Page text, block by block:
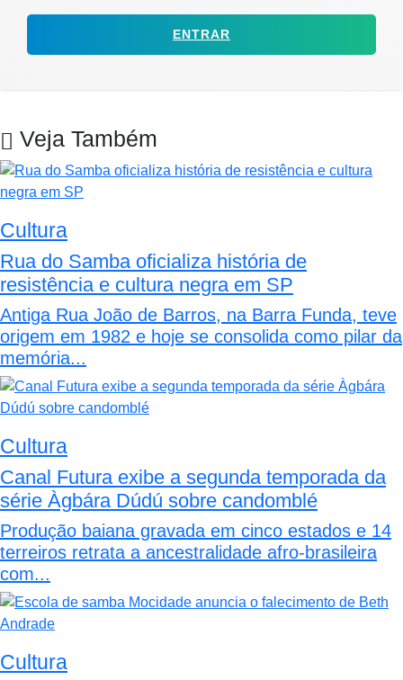
ENTRAR
Veja Também
Cultura
Rua do Samba oficializa história de
resistência e cultura negra em SP
Antiga Rua João de Barros, na Barra Funda, teve
origem em 1982 e hoje se consolida como pilar da
memória...
Cultura
Canal Futura exibe a segunda temporada da
série Àgbára Dúdú sobre candomblé
Produção baiana gravada em cinco estados e 14
terreiros retrata a ancestralidade afro-brasileira
com...
Cultura